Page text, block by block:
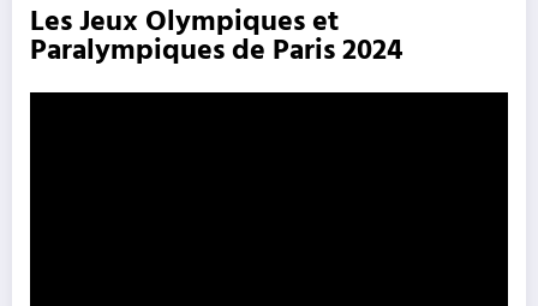
Les Jeux Olympiques et
Paralympiques de Paris 2024